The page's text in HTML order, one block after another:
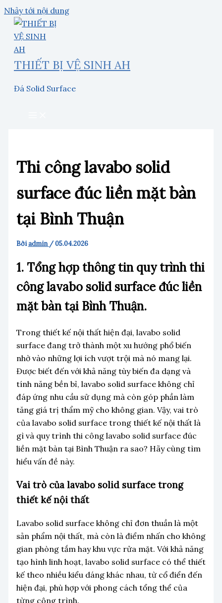
Nhảy tới nội dung
THIẾT BỊ VỆ SINH AH
Đá Solid Surface
Thi công lavabo solid
surface đúc liền mặt bàn
tại Bình Thuận
Bởiadmin /05.04.2026
1. Tổng hợp thông tin quy trình thi
công lavabo solid surface đúc liền
mặt bàn tại Bình Thuận.
Trong thiết kế nội thất hiện đại, lavabo solid
surface đang trở thành một xu hướng phổ biến
nhờ vào những lợi ích vượt trội mà nó mang lại.
Được biết đến với khả năng tùy biến đa dạng và
tính năng bền bỉ, lavabo solid surface không chỉ
đáp ứng nhu cầu sử dụng mà còn góp phần làm
tăng giá trị thẩm mỹ cho không gian. Vậy, vai trò
của lavabo solid surface trong thiết kế nội thất là
gì và quy trình thi công lavabo solid surface đúc
liền mặt bàn tại Bình Thuận ra sao? Hãy cùng tìm
hiểu vấn đề này.
Vai trò của lavabo solid surface trong
thiết kế nội thất
Lavabo solid surface không chỉ đơn thuần là một
sản phẩm nội thất, mà còn là điểm nhấn cho không
gian phòng tắm hay khu vực rửa mặt. Với khả năng
tạo hình linh hoạt, lavabo solid surface có thể thiết
kế theo nhiều kiểu dáng khác nhau, từ cổ điển đến
hiện đại, phù hợp với phong cách tổng thể của
từng công trình.